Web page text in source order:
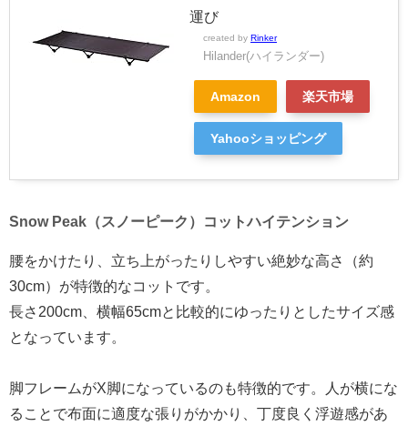
運び
created by Rinker
Hilander(ハイランダー)
Amazon 楽天市場
Yahooショッピング
Snow Peak（スノーピーク）コットハイテンション
腰をかけたり、立ち上がったりしやすい絶妙な高さ（約
30cm）が特徴的なコットです。
長さ200cm、横幅65cmと比較的にゆったりとしたサイズ感
となっています。
脚フレームがX脚になっているのも特徴的です。人が横にな
ることで布面に適度な張りがかかり、丁度良く浮遊感があ